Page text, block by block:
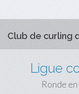
Club de curling
Ligue
Ronde